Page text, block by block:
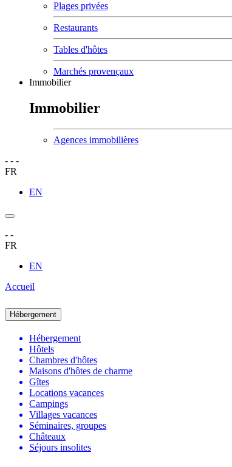
Plages privées
Restaurants
Tables d'hôtes
Marchés provençaux
Immobilier
Immobilier
Agences immobilières
- - -
FR
EN
- -
FR
EN
Accueil
Hébergement
Hébergement
Hôtels
Chambres d'hôtes
Maisons d'hôtes de charme
Gîtes
Locations vacances
Campings
Villages vacances
Séminaires, groupes
Châteaux
Séjours insolites